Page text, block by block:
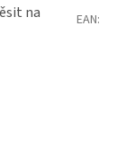
na
EAN: